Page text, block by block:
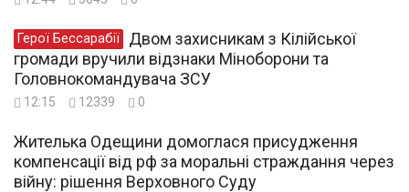
Герої Бессарабії
громади вручили відзнаки Міноборони та
Головнокомандувача ЗСУ
12:15 12339 0
Жителька Одещини домоглася присудження
компенсації від рф за моральні страждання через
війну: рішення Верховного Суду